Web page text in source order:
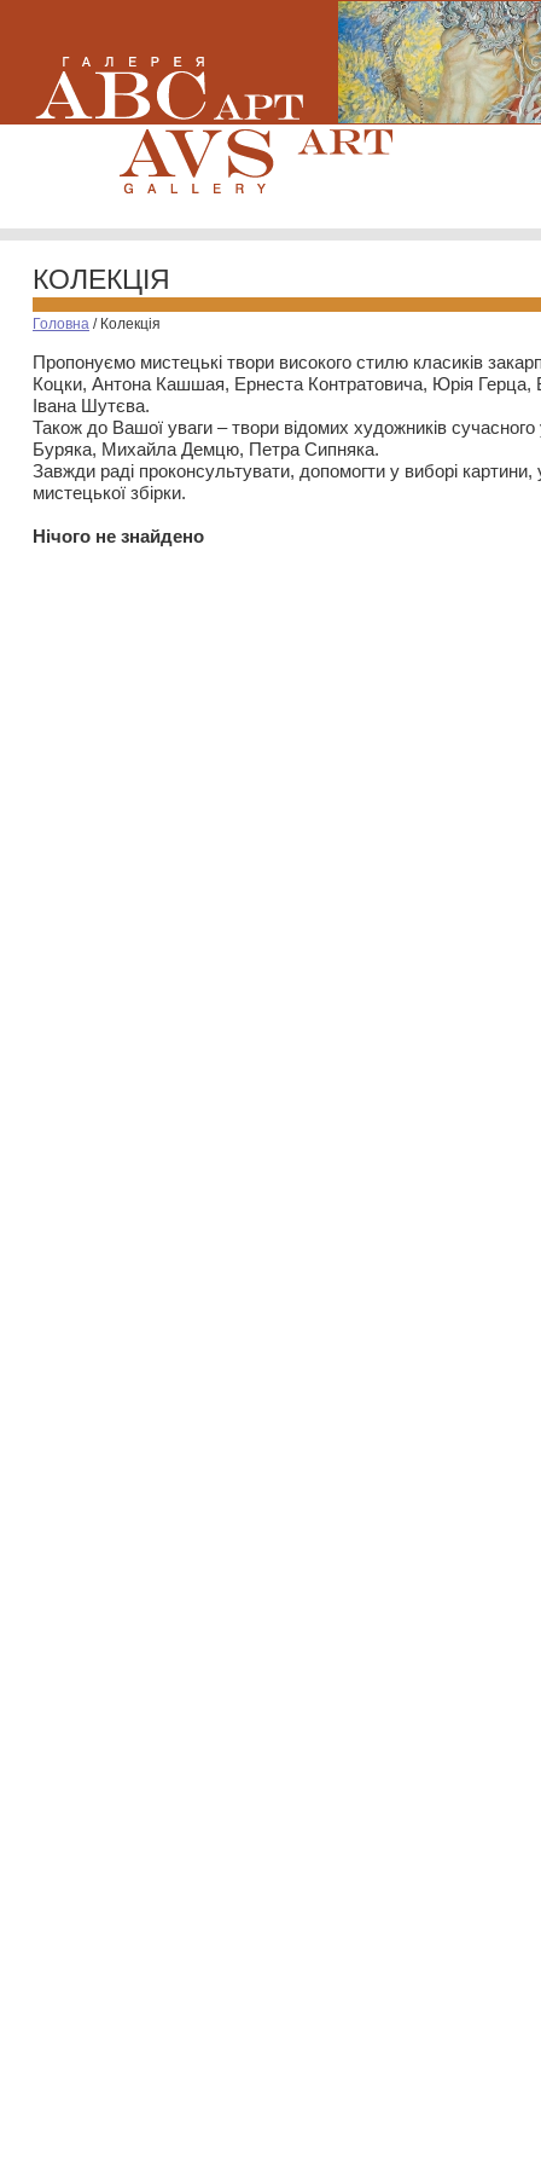
КОЛЕКЦІЯ
Головна / Колекція
Пропонуємо мистецькі твори високого стилю класиків
Коцки, Антона Кашшая, Ернеста Контратовича, Юрія
Івана Шутєва.
Також до Вашої уваги – твори відомих художників
Буряка, Михайла Демцю, Петра Сипняка.
Завжди раді проконсультувати, допомогти у виборі картини,
мистецької збірки.
Нiчого не знайдено